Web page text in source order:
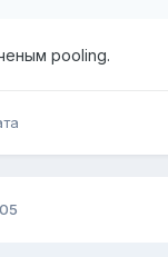
pooling.